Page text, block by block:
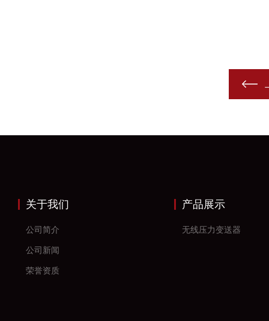
关于我们
公司简介
公司新闻
荣誉资质
产品展示
无线压力变送器